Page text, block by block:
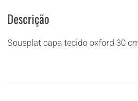
Descrição
Sousplat capa tecido oxford 30